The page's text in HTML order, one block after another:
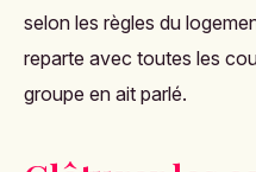
selon les règles du
reparte avec toutes les
groupe en ait parlé.